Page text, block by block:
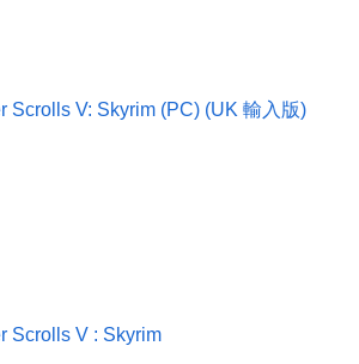
V: Skyrim (PC) (UK 輸入版)
Scrolls V : Skyrim